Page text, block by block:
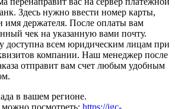
Здесь нужно ввести номер карты,
имя держателя. После оплаты вам
чек на указанную вами почту.
доступна всем юридическим лицам при
компании. Наш менеджер после
отправит вам счет любым удобным
в вашем регионе.
посмотреть: https://igc-